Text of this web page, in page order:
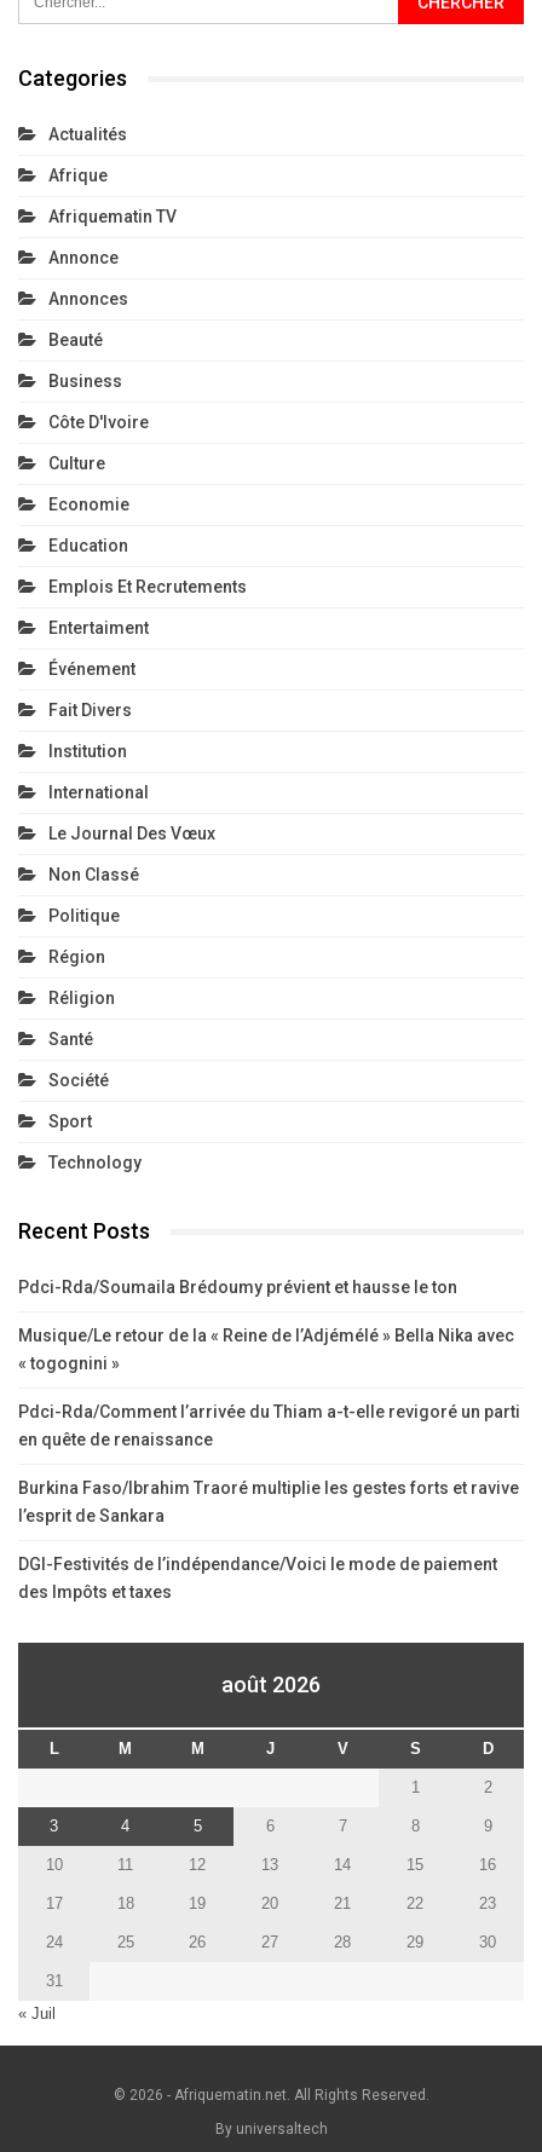
Categories
Actualités
Afrique
Afriquematin TV
Annonce
Annonces
Beauté
Business
Côte D'Ivoire
Culture
Economie
Education
Emplois Et Recrutements
Entertaiment
Événement
Fait Divers
Institution
International
Le Journal Des Vœux
Non Classé
Politique
Région
Réligion
Santé
Société
Sport
Technology
Recent Posts
Pdci-Rda/Soumaila Brédoumy prévient et hausse le ton
Musique/Le retour de la « Reine de l’Adjémélé » Bella Nika avec
« togognini »
Pdci-Rda/Comment l’arrivée du Thiam a-t-elle revigoré un parti
en quête de renaissance
Burkina Faso/Ibrahim Traoré multiplie les gestes forts et ravive
l’esprit de Sankara
DGI-Festivités de l’indépendance/Voici le mode de paiement
des Impôts et taxes
août 2026
L M M J V S D
1 2
3 4 5 6 7 8 9
10 11 12 13 14 15 16
17 18 19 20 21 22 23
24 25 26 27 28 29 30
31
« Juil
© 2026 - Afriquematin.net. All Rights Reserved.
By universaltech